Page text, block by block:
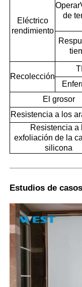
Eléctrico
rendimiento
Operar
de
Recolección
El grosor
Resistencia a los
Resistencia a
exfoliación de la
silicona
Estudios de casos